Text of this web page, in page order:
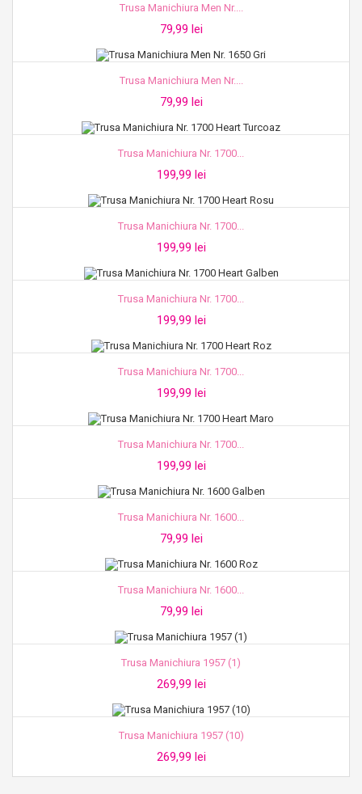
Trusa Manichiura Men Nr....
79,99 lei
Trusa Manichiura Men Nr....
79,99 lei
Trusa Manichiura Nr. 1700...
199,99 lei
Trusa Manichiura Nr. 1700...
199,99 lei
Trusa Manichiura Nr. 1700...
199,99 lei
Trusa Manichiura Nr. 1700...
199,99 lei
Trusa Manichiura Nr. 1700...
199,99 lei
Trusa Manichiura Nr. 1600...
79,99 lei
Trusa Manichiura Nr. 1600...
79,99 lei
Trusa Manichiura 1957 (1)
269,99 lei
Trusa Manichiura 1957 (10)
269,99 lei